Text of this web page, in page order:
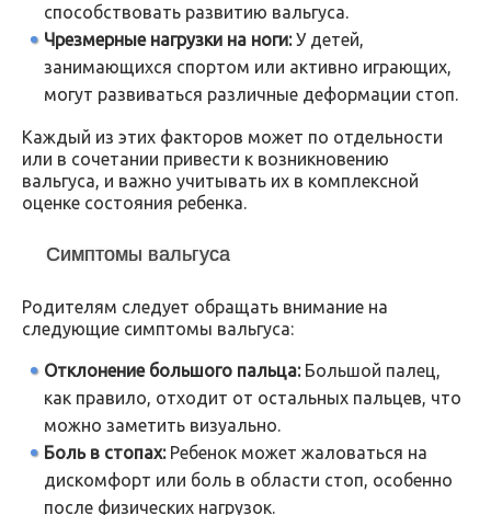
способствовать развитию вальгуса.
Чрезмерные нагрузки на ноги:У детей,
занимающихся спортом или активно играющих,
могут развиваться различные деформации стоп.
Каждый из этих факторов может по отдельности
или в сочетании привести к возникновению
вальгуса, и важно учитывать их в комплексной
оценке состояния ребенка.
Симптомы вальгуса
Родителям следует обращать внимание на
следующие симптомы вальгуса:
Отклонение большого пальца:Большой палец,
как правило, отходит от остальных пальцев, что
можно заметить визуально.
Боль в стопах:Ребенок может жаловаться на
дискомфорт или боль в области стоп, особенно
после физических нагрузок.